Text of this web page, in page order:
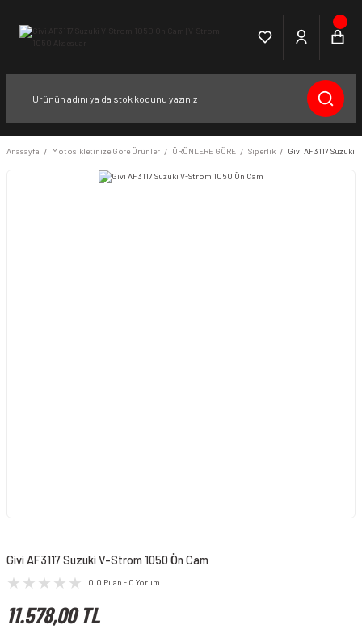
Anasayfa Motosikletinize Göre Ürünler ÜRÜNLERE GÖRE Siperlik Givi AF3117 Suzuki
Givi AF3117 Suzuki V-Strom 1050 Ön Cam
0.0 Puan - 0 Yorum
11.578,00 TL